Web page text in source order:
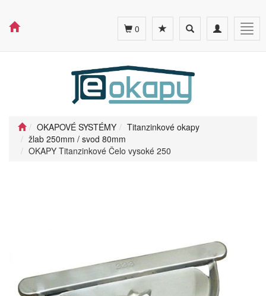
Toggle
navigation
Toggle
search
0
OKAPOVÉ SYSTÉMY
Titanzinkové okapy
žlab 250mm / svod 80mm
OKAPY Titanzinkové Čelo vysoké 250